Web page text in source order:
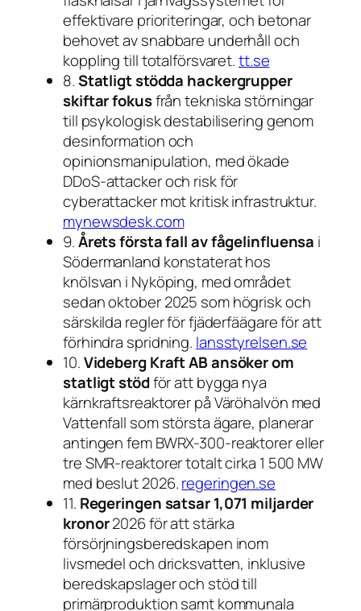
effektivare prioriteringar, och betonar
behovet av snabbare underhåll och
koppling till totalförsvaret.tt.se
8.Statligt stödda hackergrupper
skiftar fokusfrån tekniska störningar
till psykologisk destabilisering genom
desinformation och
opinionsmanipulation, med ökade
DDoS-attacker och risk för
cyberattacker mot kritisk infrastruktur.
mynewsdesk.com
9.Årets första fall av fågelinfluensa i
Södermanland konstaterat hos
knölsvan i Nyköping, med området
sedan oktober 2025 som högrisk och
särskilda regler för fjäderfäägare för att
förhindra spridning. lansstyrelsen.se
10.Videberg Kraft AB ansöker om
statligt stödför att bygga nya
kärnkraftsreaktorer på Väröhalvön med
Vattenfall som största ägare, planerar
antingen fem BWRX-300-reaktorer eller
tre SMR-reaktorer totalt cirka 1 500 MW
med beslut 2026.regeringen.se
11. Regeringen satsar 1,071 miljarder
kronor2026 för att stärka
försörjningsberedskapen inom
livsmedel och dricksvatten, inklusive
beredskapslager och stöd till
primärproduktion samt kommunala